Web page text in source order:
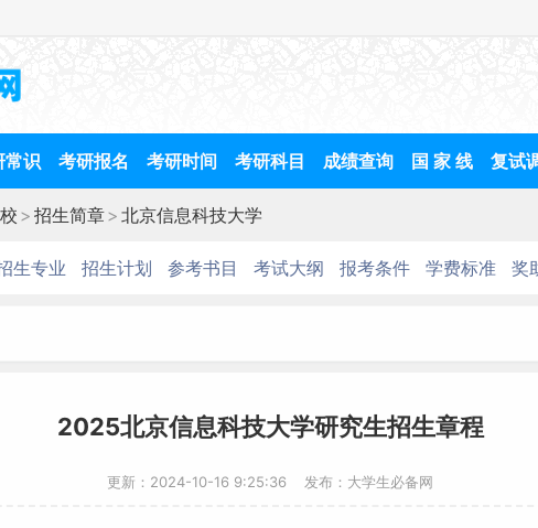
常识 考研报名 考研时间 考研科目 成绩查询 国 家 线 复试
> 招生简章> 北京信息科技大学
生专业 招生计划 参考书目 考试大纲 报考条件 学费标准 奖
2025北京信息科技大学研究生招生章程
更新：2024-10-16 9:25:36 发布：大学生必备网